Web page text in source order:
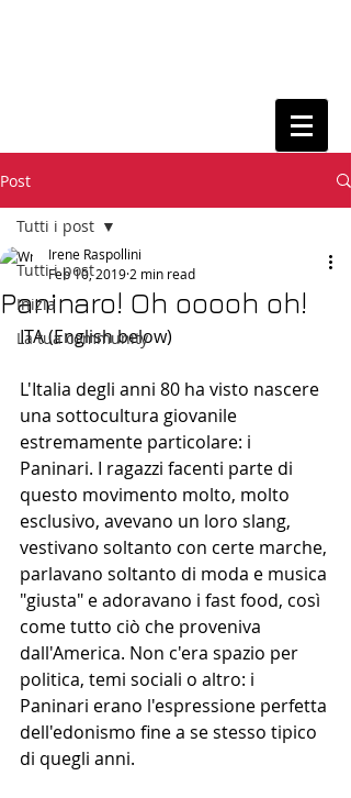
Post
Tutti i post
Inizia
La tua community
Tutti i post
Paninaro! Oh ooooh oh!
Irene Raspollini
Feb 10, 2019 2 min read
ITA (English below)
L'Italia degli anni 80 ha visto nascere
una sottocultura giovanile
estremamente particolare: i
Paninari. I ragazzi facenti parte di
questo movimento molto, molto
esclusivo, avevano un loro slang,
vestivano soltanto con certe marche,
parlavano soltanto di moda e musica
"giusta" e adoravano i fast food, così
come tutto ciò che proveniva
dall'America. Non c'era spazio per
politica, temi sociali o altro: i
Paninari erano l'espressione perfetta
dell'edonismo fine a se stesso tipico
di quegli anni.